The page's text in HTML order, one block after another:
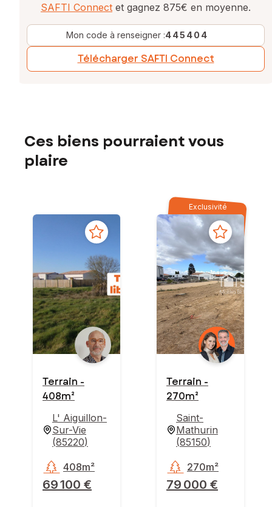
SAFTI Connect et gagnez 875€ en moyenne.
Mon code à renseigner :445404
Télécharger SAFTI Connect
Ces biens pourraient vous
plaire
Terrain -
408m²
L' Aiguillon-
Sur-Vie
(85220)
69 100 €
408m²
Exclusivité
Terrain -
270m²
Saint-
Mathurin
(85150)
79 000 €
270m²